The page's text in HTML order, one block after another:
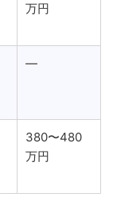
万円
—
380〜480
万円